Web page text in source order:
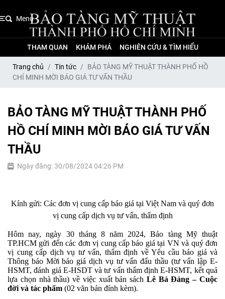
Menu
THAM QUAN KHÁM PHÁ NGHIÊN CỨU & TÌM HIỂU
Trang chủ Tin tức
BẢO TÀNG MỸ THUẬT THÀNH PHỐ HỒ
CHÍ MINH MỜI BÁO GIÁ TƯ VẤN THẦU
BẢO TÀNG MỸ THUẬT THÀNH PHỐ
HỒ CHÍ MINH MỜI BÁO GIÁ TƯ VẤN
THẦU
Ngày đăng: 30/08/2024 04:26 PM
Kính gửi: Các đơn vị cung cấp báo giá tại Việt Nam và quý đơn
vị cung cấp dịch vụ tư vấn, thẩm định
Hôm nay, ngày 30 tháng 8 năm 2024, Bảo tàng Mỹ thuật
TP.HCM gửi đến các đơn vị cung cấp báo giá tại VN và quý đơn
vị cung cấp dịch vụ tư vấn, thẩm định về Yêu cầu báo giá và
Thông báo Mời báo giá dịch vụ tư vấn đấu thầu (tư vấn lập E-
HSMT, đánh giá E-HSDT và tư vấn thẩm định E-HSMT, kết quả
lựa chọn nhà thầu) về việc xuất bản sách Lê Bá Đảng – Cuộc
đời và tác phẩm (02 văn bản đính kèm).